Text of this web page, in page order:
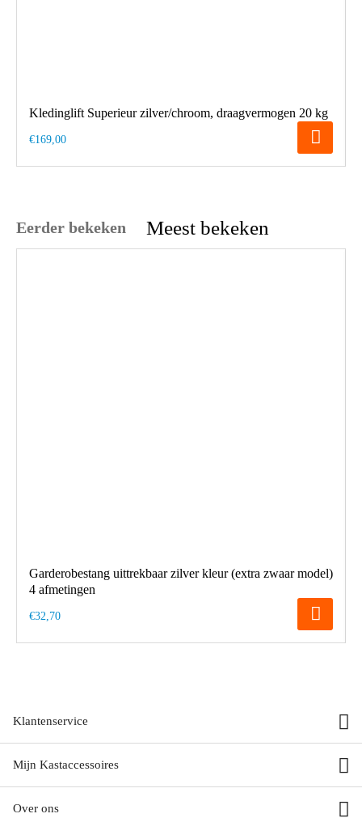
Kledinglift Superieur zilver/chroom, draagvermogen 20 kg
€169,00
Eerder bekeken Meest bekeken
Garderobestang uittrekbaar zilver kleur (extra zwaar model)
4 afmetingen
€32,70
Klantenservice
Mijn Kastaccessoires
Over ons